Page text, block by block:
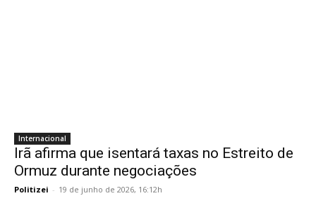
Internacional
Irã afirma que isentará taxas no Estreito de
Ormuz durante negociações
Politizei - 19 de junho de 2026, 16:12h